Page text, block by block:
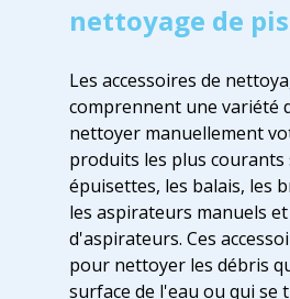
nettoyage de
Les accessoires de
comprennent une variété
nettoyer manuellement
produits les plus courants
épuisettes, les balais, les
les aspirateurs manuels
d'aspirateurs. Ces
pour nettoyer les débris
surface de l'eau ou qui se